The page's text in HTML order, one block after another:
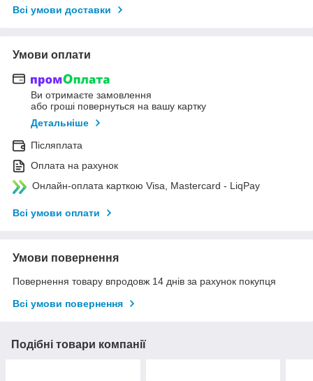
Всі умови доставки
Умови оплати
Ви отримаєте замовлення
або гроші повернуться на вашу картку
Детальніше
Післяплата
Оплата на рахунок
Онлайн-оплата карткою Visa, Mastercard - LiqPay
Всі умови оплати
Умови повернення
Повернення товару впродовж 14 днів за рахунок покупця
Всі умови повернення
Подібні товари компанії